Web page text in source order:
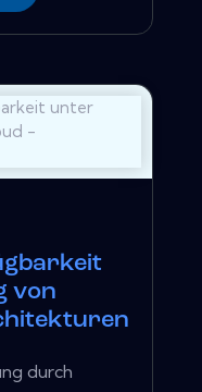
von
durch